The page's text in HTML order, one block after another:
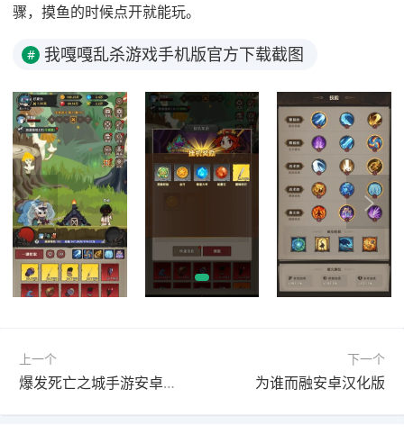
骤，摸鱼的时候点开就能玩。
# 我嘎嘎乱杀游戏手机版官方下载截图
上一个
爆发死亡之城手游安卓官方版
下一个
为谁而融安卓汉化版